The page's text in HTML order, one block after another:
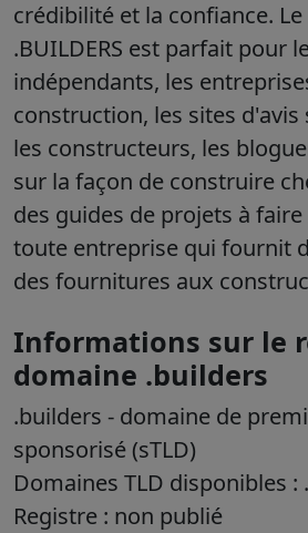
crédibilité et la confiance.
.BUILDERS est parfait pour
indépendants, les
construction, les sites d'avis
les constructeurs, les
sur la façon de construire
des guides de projets à
toute entreprise qui fournit
des fournitures aux
Informations sur le
domaine .builders
.builders - domaine de
sponsorisé (sTLD)
Domaines TLD disponibles :
Registre : non publié